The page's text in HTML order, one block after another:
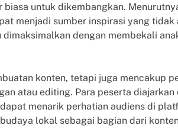
untuk dikembangkan.
menjadi sumber inspirasi yang tidak
dengan membekali
konten, tetapi juga mencakup
atau editing. Para peserta diajarkan
menarik perhatian audiens di
lokal sebagai bagian dari